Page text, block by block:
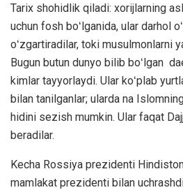
Tarix shohidlik qiladi: xorijlarning
uchun fosh boʻlganida, ular darhol
oʻzgartiradilar, toki musulmonlarni
Bugun butun dunyo bilib boʻlgan
kimlar tayyorlaydi. Ular koʻplab
bilan tanilganlar; ularda na
hidini sezish mumkin. Ular faqat
beradilar.
Kecha Rossiya prezidenti
mamlakat prezidenti bilan